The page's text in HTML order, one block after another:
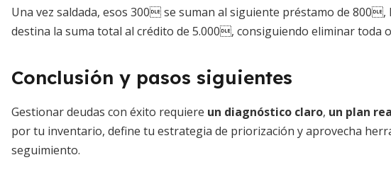
Una vez saldada, esos 300 se suman al siguiente préstamo de
destina la suma total al crédito de 5.000, consiguiendo eliminar toda
Conclusión y pasos siguientes
Gestionar deudas con éxito requiere un diagnóstico claro, un plan
por tu inventario, define tu estrategia de priorización y aprovecha
seguimiento.